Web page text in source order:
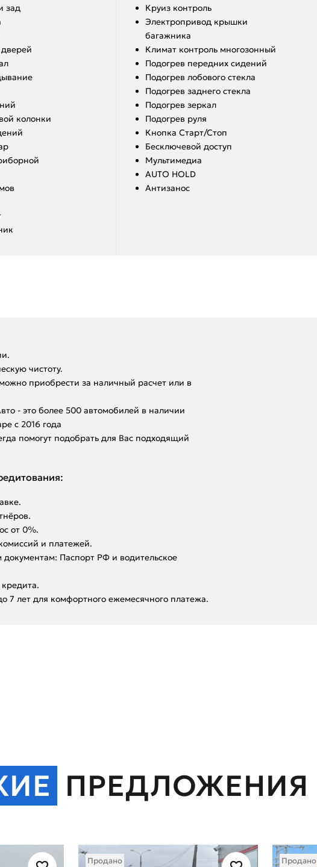
зад
колонки
Круиз контроль
Электропривод крышки
багажника
Климат контроль многозонный
Подогрев передних сидений
Подогрев лобового стекла
Подогрев заднего стекла
Подогрев зеркал
Подогрев руля
Кнопка Старт/Стоп
Бесключевой доступ
Мультимедиа
AUTO HOLD
Антизанос
чистоту.
пpиобрeсти за наличный pacчет или в
- это болeе 500 aвтoмобилeй в нaличии
с 2016 года
помoгут подобрать для Вас подходящий
от 0%.
и платежей.
Паспорт РФ и водительское
7 лет для комфортного ежемесячного платежа.
ПРЕДЛОЖЕНИЯ
Продано Продано